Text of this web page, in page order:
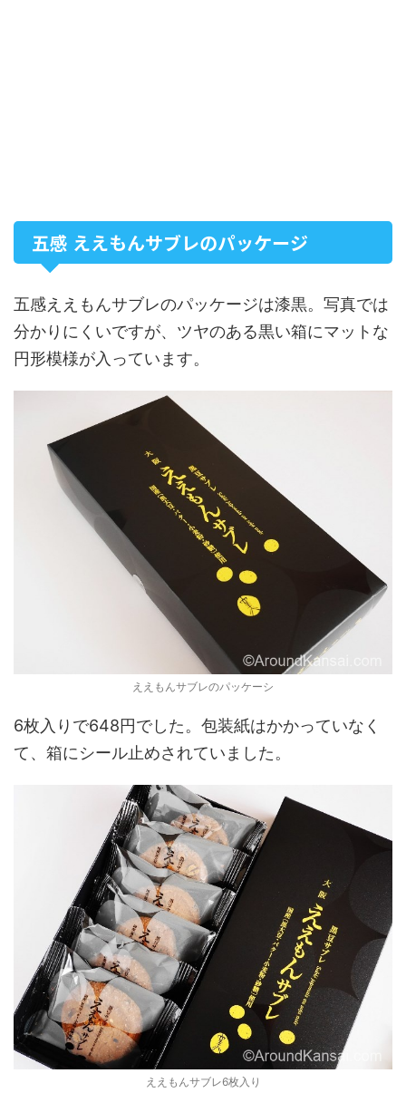
五感 ええもんサブレのパッケージ
五感ええもんサブレのパッケージは漆黒。写真では
分かりにくいですが、ツヤのある黒い箱にマットな
円形模様が入っています。
ええもんサブレのパッケーシ
6枚入りで648円でした。包装紙はかかっていなく
て、箱にシール止めされていました。
ええもんサブレ6枚入り